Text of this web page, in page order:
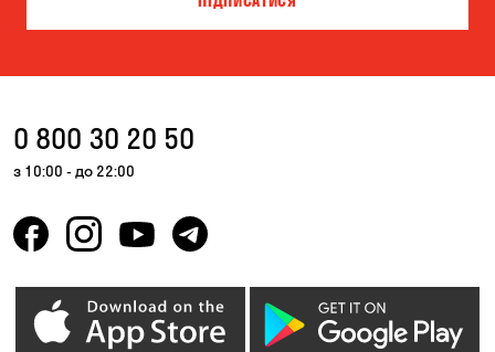
0 800 30 20 50
з 10:00 - до 22:00